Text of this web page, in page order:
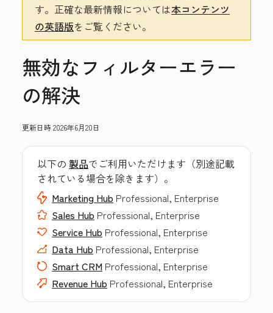
す。 正確な最新情報については本コンテンツ
の英語版をご覧ください。
無効なフィルターエラー
の解決
更新日時2026年6月20日
以下の 製品でご利用いただけます（別途記載
されている場合を除きます）。
Marketing Hub Professional, Enterprise
Sales Hub Professional, Enterprise
Service Hub Professional, Enterprise
Data Hub Professional, Enterprise
Smart CRM Professional, Enterprise
Revenue Hub Professional, Enterprise